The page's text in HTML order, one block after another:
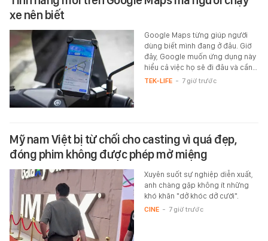
xe nên biết
Google Maps từng giúp người
dùng biết mình đang ở đâu. Giờ
đây, Google muốn ứng dụng này
hiểu cả việc họ sẽ đi đâu và cần…
TEK-LIFE - 7 giờ trước
Mỹ nam Việt bị từ chối cho casting vì quá đẹp,
đóng phim không được phép mở miệng
Xuyên suốt sự nghiệp diễn xuất,
anh chàng gặp không ít những
khó khăn "dở khóc dở cười".
CINE - 7 giờ trước